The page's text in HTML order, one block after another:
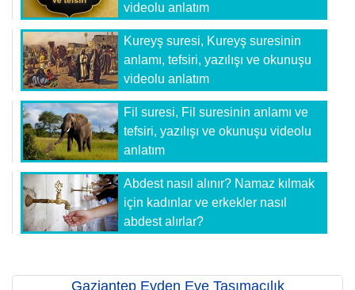
videolu anlatım
Kureyş suresi, Kureyş suresinin
anlamı, tefsiri, yazılışı ve okunuşu
videolu anlatım
Fil suresi, Fil suresinin anlamı ve
tefsiri, yazılışı ve okunuşu videolu
anlatım
Abdest nasıl alınır? Namaz kılmak
için kadınlar ve erkekler nasıl
abdest alırlar?
Gaziantep Evden Eve Taşımacılık